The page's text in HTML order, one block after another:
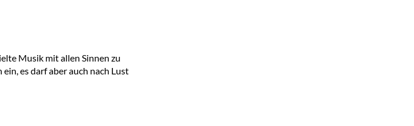
Musik mit allen Sinnen zu
es darf aber auch nach Lust